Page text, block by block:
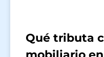
Qué tributa